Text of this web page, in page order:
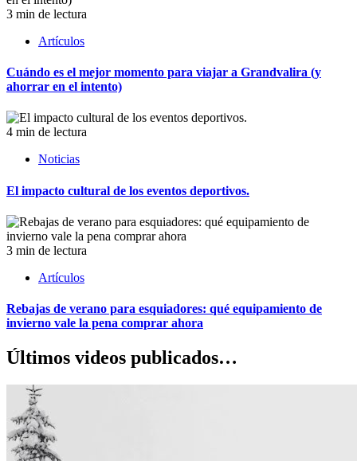
3 min de lectura
Artículos
Cuándo es el mejor momento para viajar a Grandvalira (y
ahorrar en el intento)
4 min de lectura
Noticias
El impacto cultural de los eventos deportivos.
3 min de lectura
Artículos
Rebajas de verano para esquiadores: qué equipamiento de
invierno vale la pena comprar ahora
Últimos videos publicados…